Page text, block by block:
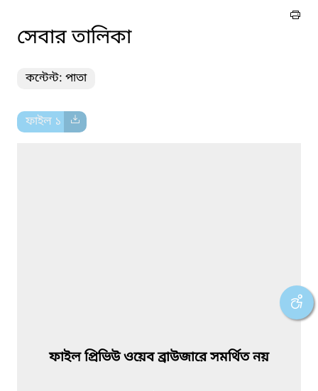
সেবার তালিকা
কন্টেন্ট: পাতা
ফাইল ১
ফাইল প্রিভিউ ওয়েব ব্রাউজারে সমর্থিত নয়